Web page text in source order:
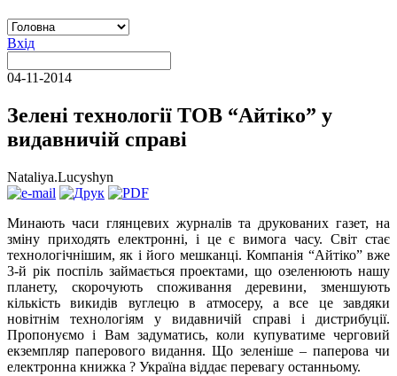
Вхід
04-11-2014
Зелені технології ТОВ “Айтіко” у
видавничій справі
Nataliya.Lucyshyn
Минають часи глянцевих журналів та друкованих газет, на
зміну приходять електронні, і це є вимога часу. Світ стає
технологічнішим, як і його мешканці. Компанія “Айтіко” вже
3-й рік поспіль займається проектами, що озеленюють нашу
планету, скорочують споживання деревини, зменшують
кількість викидів вуглецю в атмосеру, а все це завдяки
новітнім технологіям у видавничій справі і дистрибуції.
Пропонуємо і Вам задуматись, коли купуватиме черговий
екземпляр паперового видання. Що зеленіше – паперова чи
електронна книжка ? Україна віддає перевагу останньому.